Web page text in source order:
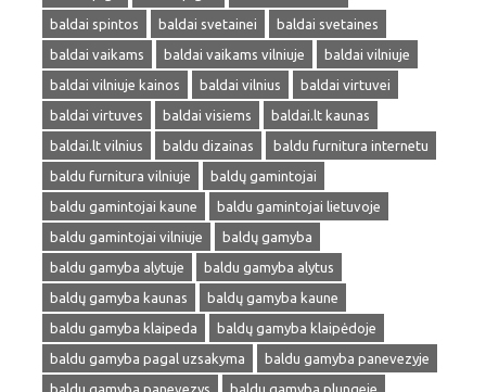
baldai spintos
baldai svetainei
baldai svetaines
baldai vaikams
baldai vaikams vilniuje
baldai vilniuje
baldai vilniuje kainos
baldai vilnius
baldai virtuvei
baldai virtuves
baldai visiems
baldai.lt kaunas
baldai.lt vilnius
baldu dizainas
baldu furnitura internetu
baldu furnitura vilniuje
baldų gamintojai
baldu gamintojai kaune
baldu gamintojai lietuvoje
baldu gamintojai vilniuje
baldų gamyba
baldu gamyba alytuje
baldu gamyba alytus
baldų gamyba kaunas
baldų gamyba kaune
baldu gamyba klaipeda
baldų gamyba klaipėdoje
baldu gamyba pagal uzsakyma
baldu gamyba panevezyje
baldu gamyba panevezys
baldu gamyba plungeje